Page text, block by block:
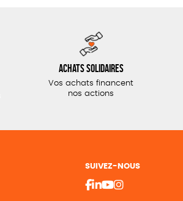
Achats solidaires
Vos achats financent
nos actions
SUIVEZ-NOUS